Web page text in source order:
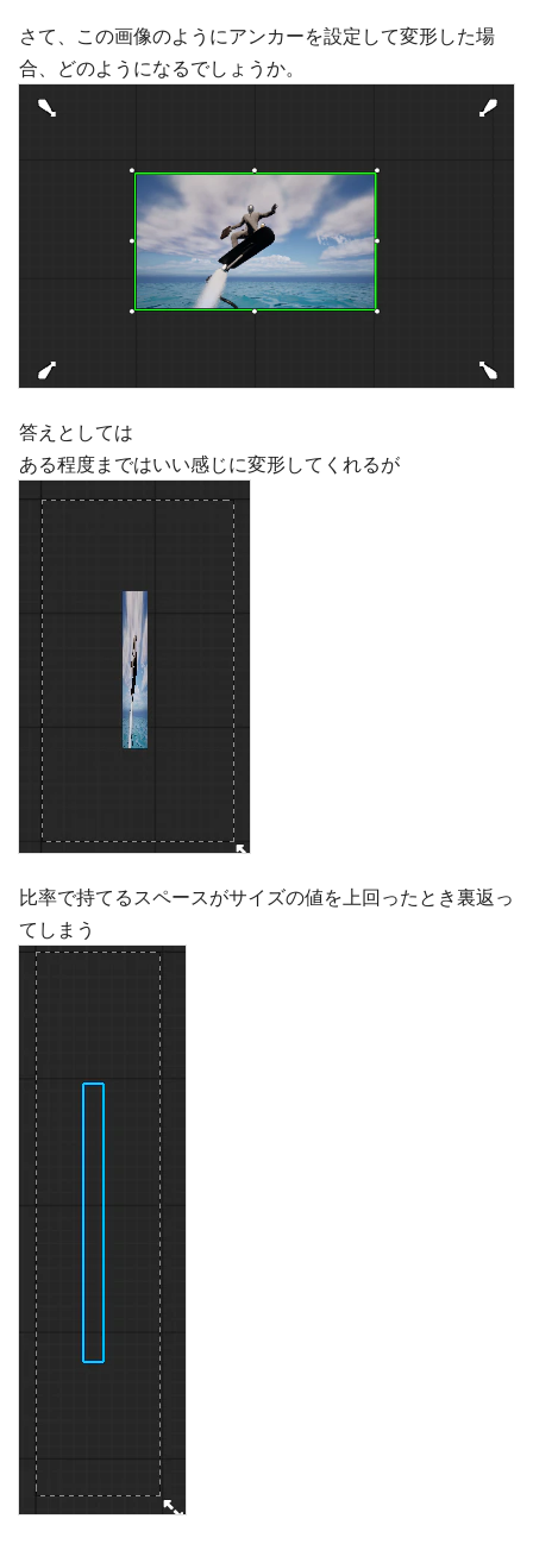
さて、この画像のようにアンカーを設定して変形した場
合、どのようになるでしょうか。
答えとしては
ある程度まではいい感じに変形してくれるが
比率で持てるスペースがサイズの値を上回ったとき裏返っ
てしまう